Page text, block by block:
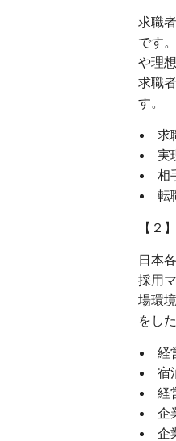
求職
です
や理
求職
す。
求
実
相
転
【２
日本
採用
場環
をし
経
宿
経
企
企